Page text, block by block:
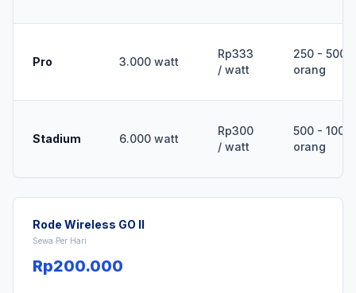
Pro 3.000 watt
Rp333
/ watt
250 - 500
orang
Stadium 6.000 watt
Rp300
/ watt
500 - 1000
orang
Rode Wireless GO II
Sewa Per Hari
Rp200.000